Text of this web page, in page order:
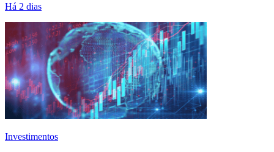
Há 2 dias
Investimentos